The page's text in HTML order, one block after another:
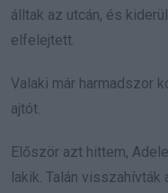
álltak az utcán, és
elfelejtett.
Valaki már harmadszor
ajtót.
Először azt hittem,
lakik. Talán